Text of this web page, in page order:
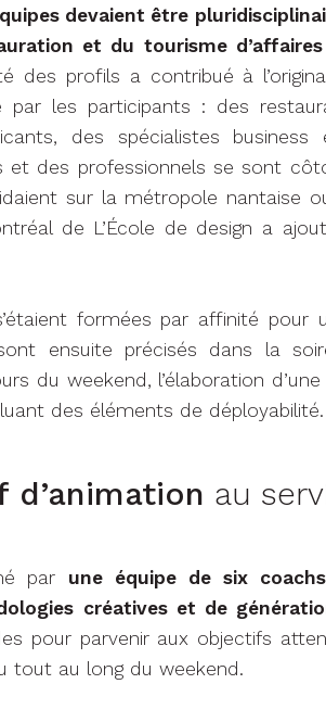
devaient être
et du tourisme
des profils a contribué à
par les participants : des
des spécialistes business
des professionnels se sont
sur la métropole nantaise
de L’École de design a
formées par affinité pour
ensuite précisés dans la
du weekend, l’élaboration
des éléments de déployabilité.
au
par une équipe de six
créatives et de
pour parvenir aux objectifs
tout au long du weekend.